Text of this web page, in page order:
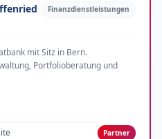
Finanzdienstleistungen
mit Sitz in Bern.
Portfolioberatung und
Partner